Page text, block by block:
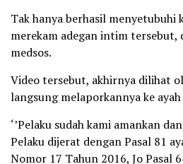
Tak hanya berhasil menyetubuhi
merekam adegan intim tersebut,
medsos.
Video tersebut, akhirnya dilihat
langsung melaporkannya ke
‘’Pelaku sudah kami amankan
Pelaku dijerat dengan Pasal 81
Nomor 17 Tahun 2016, Jo Pasal